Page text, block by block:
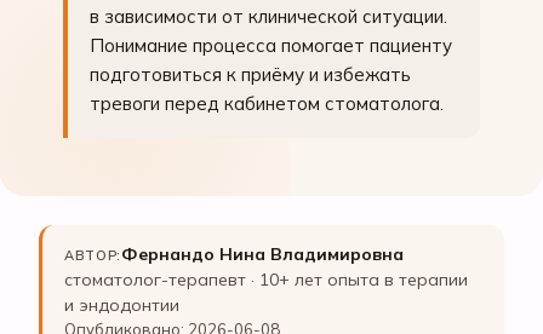
в зависимости от клинической ситуации.
Понимание процесса помогает пациенту
подготовиться к приёму и избежать
тревоги перед кабинетом стоматолога.
АВТОР: Фернандо Нина Владимировна
стоматолог-терапевт · 10+ лет опыта в терапии
и эндодонтии
Опубликовано: 2026-06-08